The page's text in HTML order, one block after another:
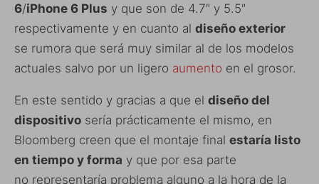
6/iPhone 6 Plus y que son de 4.7″ y 5.5″
respectivamente y en cuanto al diseño exterior
se rumora que será muy similar al de los modelos
actuales salvo por un ligero aumento en el grosor.
En este sentido y gracias a que el diseño del
dispositivo sería prácticamente el mismo, en
Bloomberg creen que el montaje final estaría listo
en tiempo y forma y que por esa parte
no representaría problema alguno a la hora de la